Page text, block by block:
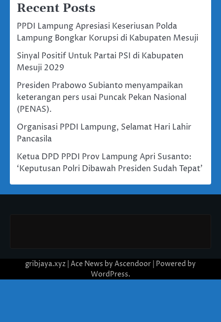
Recent Posts
PPDI Lampung Apresiasi Keseriusan Polda
Lampung Bongkar Korupsi di Kabupaten Mesuji
Sinyal Positif Untuk Partai PSI di Kabupaten
Mesuji 2029
Presiden Prabowo Subianto menyampaikan
keterangan pers usai Puncak Pekan Nasional
(PENAS).
Organisasi PPDI Lampung, Selamat Hari Lahir
Pancasila
Ketua DPD PPDI Prov Lampung Apri Susanto:
‘Keputusan Polri Dibawah Presiden Sudah Tepat’
gribjaya.xyz | Ace News by Ascendoor | Powered by
WordPress.